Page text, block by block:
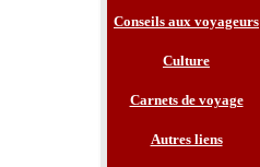
Conseils aux voyageurs
Culture
Carnets de voyage
Autres liens